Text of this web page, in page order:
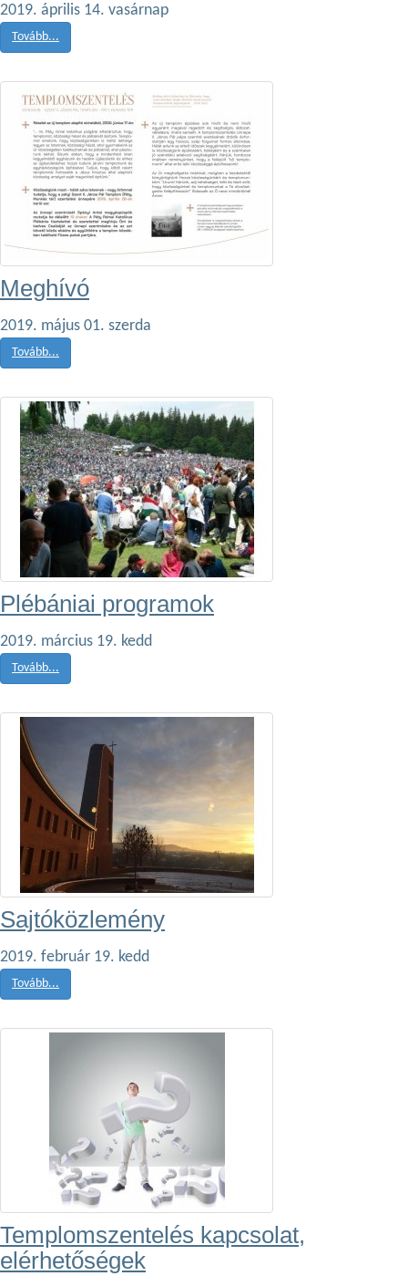
2019. április 14. vasárnap
Tovább...
Meghívó
2019. május 01. szerda
Tovább...
Plébániai programok
2019. március 19. kedd
Tovább...
Sajtóközlemény
2019. február 19. kedd
Tovább...
Templomszentelés kapcsolat,
elérhetőségek